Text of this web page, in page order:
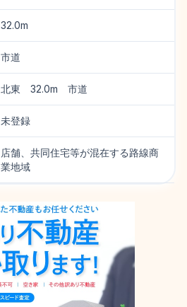
32.0m
市道
北東 32.0m 市道
未登録
店舗、共同住宅等が混在する路線商
業地域